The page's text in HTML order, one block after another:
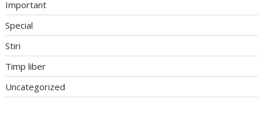
Important
Special
Stiri
Timp liber
Uncategorized